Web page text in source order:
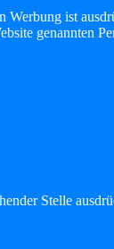
ist
genannten
Stelle